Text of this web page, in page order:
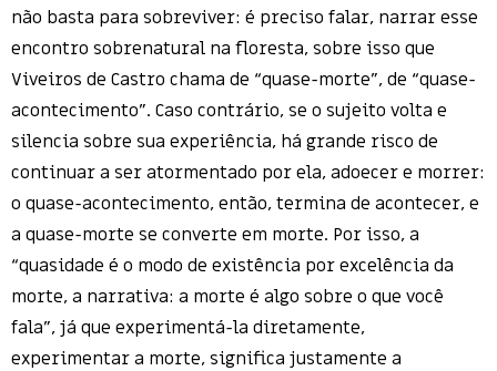
não basta para sobreviver: é preciso falar, narrar esse
encontro sobrenatural na floresta, sobre isso que
Viveiros de Castro chama de “quase-morte”, de “quase-
acontecimento”. Caso contrário, se o sujeito volta e
silencia sobre sua experiência, há grande risco de
continuar a ser atormentado por ela, adoecer e morrer:
o quase-acontecimento, então, termina de acontecer, e
a quase-morte se converte em morte. Por isso, a
“quasidade é o modo de existência por excelência da
morte, a narrativa: a morte é algo sobre o que você
fala”, já que experimentá-la diretamente,
experimentar a morte, significa justamente a